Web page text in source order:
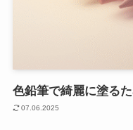
色鉛筆で綺麗に塗る
07.06.2025